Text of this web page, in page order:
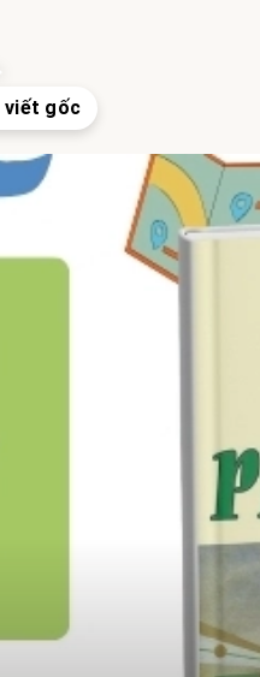
https://hocsinhgioi.vn/tom-tat-sach-de-men-phieu-luu-ky